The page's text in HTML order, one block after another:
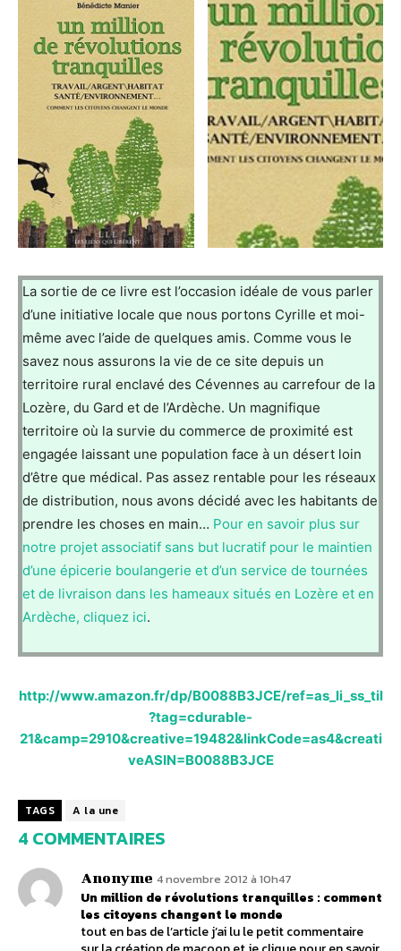
La sortie de ce livre est l’occasion idéale de vous parler
d’une initiative locale que nous portons Cyrille et moi-
même avec l’aide de quelques amis. Comme vous le
savez nous assurons la vie de ce site depuis un
territoire rural enclavé des Cévennes au carrefour de la
Lozère, du Gard et de l’Ardèche. Un magnifique
territoire où la survie du commerce de proximité est
engagée laissant une population face à un désert loin
d’être que médical. Pas assez rentable pour les réseaux
de distribution, nous avons décidé avec les habitants de
prendre les choses en main… Pour en savoir plus sur
notre projet associatif sans but lucratif pour le maintien
d’une épicerie boulangerie et d’un service de tournées
et de livraison dans les hameaux situés en Lozère et en
Ardèche, cliquez ici.
http://www.amazon.fr/dp/B0088B3JCE/ref=as_li_ss_til
?tag=cdurable-
21&camp=2910&creative=19482&linkCode=as4&creati
veASIN=B0088B3JCE
TAGS A la une
4 COMMENTAIRES
Anonyme 4 novembre 2012 à 10h47
Un million de révolutions tranquilles : comment
les citoyens changent le monde
tout en bas de l’article j’ai lu le petit commentaire